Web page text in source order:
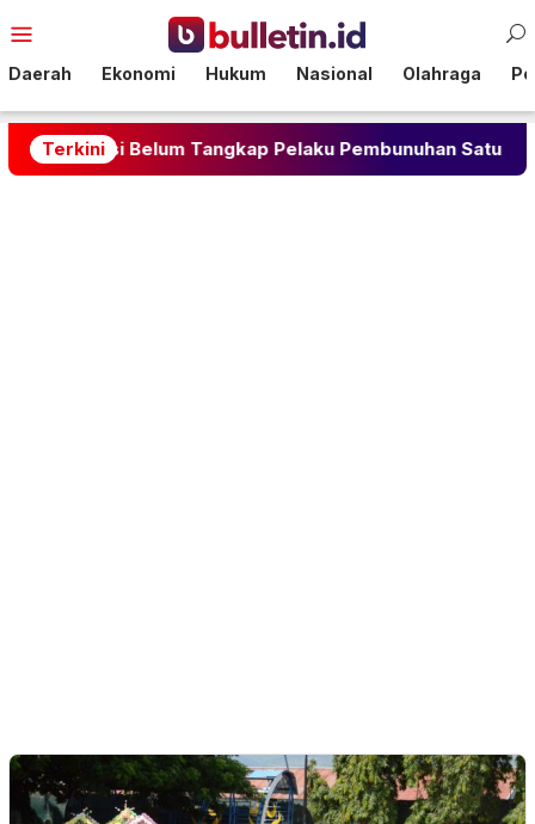
ke
Mobile
Daerah Ekonomi Hukum Nasional Olahraga
Terkini
Belum Tangkap Pelaku Pembunuhan Satu Keluarga